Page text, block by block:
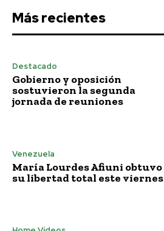
Más recientes
Destacado
Gobierno y oposición
sostuvieron la segunda
jornada de reuniones
Venezuela
María Lourdes Afiuni obtuvo
su libertad total este viernes